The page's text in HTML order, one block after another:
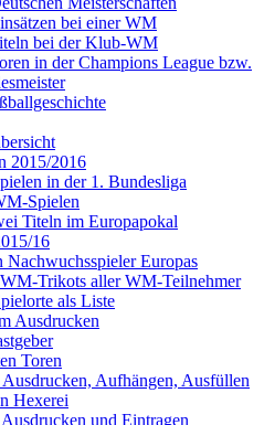
bei einer WM
bei der Klub-WM
in der Champions League bzw.
2015/2016
in der 1. Bundesliga
Spielen
Titeln im Europapokal
16
Nachwuchsspieler Europas
Trikots aller WM-Teilnehmer
als Liste
Ausdrucken
Toren
Aufhängen, Ausfüllen
Hexerei
und Eintragen